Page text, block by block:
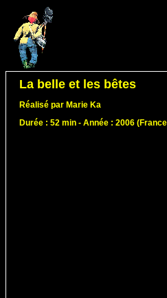
La belle et les bêtes
Réalisé par Marie Ka
Durée : 52 min - Année : 2006